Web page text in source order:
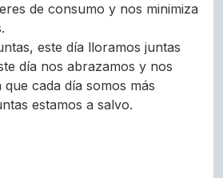
de consumo y nos minimiza
este día lloramos juntas
día nos abrazamos y nos
cada día somos más
estamos a salvo.